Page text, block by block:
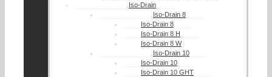
Iso-Drain
Iso-Drain 8
Iso-Drain 8
Iso-Drain 8 Н
Iso-Drain 8 W
Iso-Drain 10
Iso-Drain 10
Iso-Drain 10 GHT